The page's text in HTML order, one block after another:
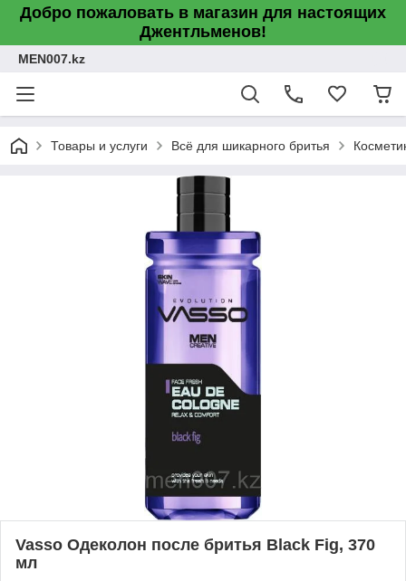
Добро пожаловать в магазин для настоящих
Джентльменов!
MEN007.kz
Товары и услуги Всё для шикарного бритья
Vasso Одеколон после бритья Black Fig, 370
мл